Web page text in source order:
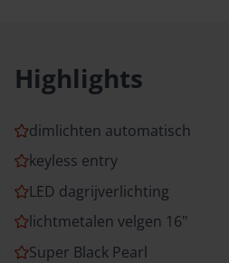
Highlights
dimlichten automatisch
keyless entry
LED dagrijverlichting
lichtmetalen velgen 16"
Super Black Pearl